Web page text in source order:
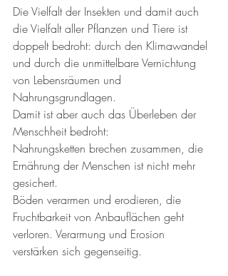
Die Vielfalt der Insekten und damit auch
die Vielfalt aller Pflanzen und Tiere ist
doppelt bedroht: durch den Klimawandel
und durch die unmittelbare Vernichtung
von Lebensräumen und
Nahrungsgrundlagen.
Damit ist aber auch das Überleben der
Menschheit bedroht:
Nahrungsketten brechen zusammen, die
Ernährung der Menschen ist nicht mehr
gesichert.
Böden verarmen und erodieren, die
Fruchtbarkeit von Anbauflächen geht
verloren. Verarmung und Erosion
verstärken sich gegenseitig.